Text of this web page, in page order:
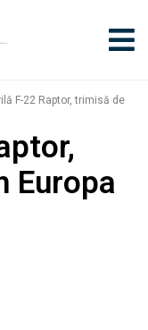
F-22 Raptor, trimisă de
Europa